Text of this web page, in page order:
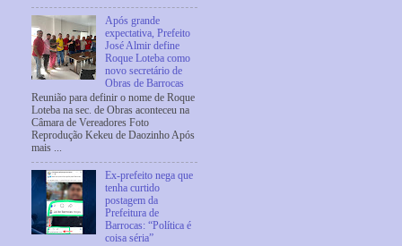
Após grande
expectativa, Prefeito
José Almir define
Roque Loteba como
novo secretário de
Obras de Barrocas
Reunião para definir o nome de Roque
Loteba na sec. de Obras aconteceu na
Câmara de Vereadores Foto
Reprodução Kekeu de Daozinho Após
mais ...
Ex-prefeito nega que
tenha curtido
postagem da
Prefeitura de
Barrocas: “Política é
coisa séria”